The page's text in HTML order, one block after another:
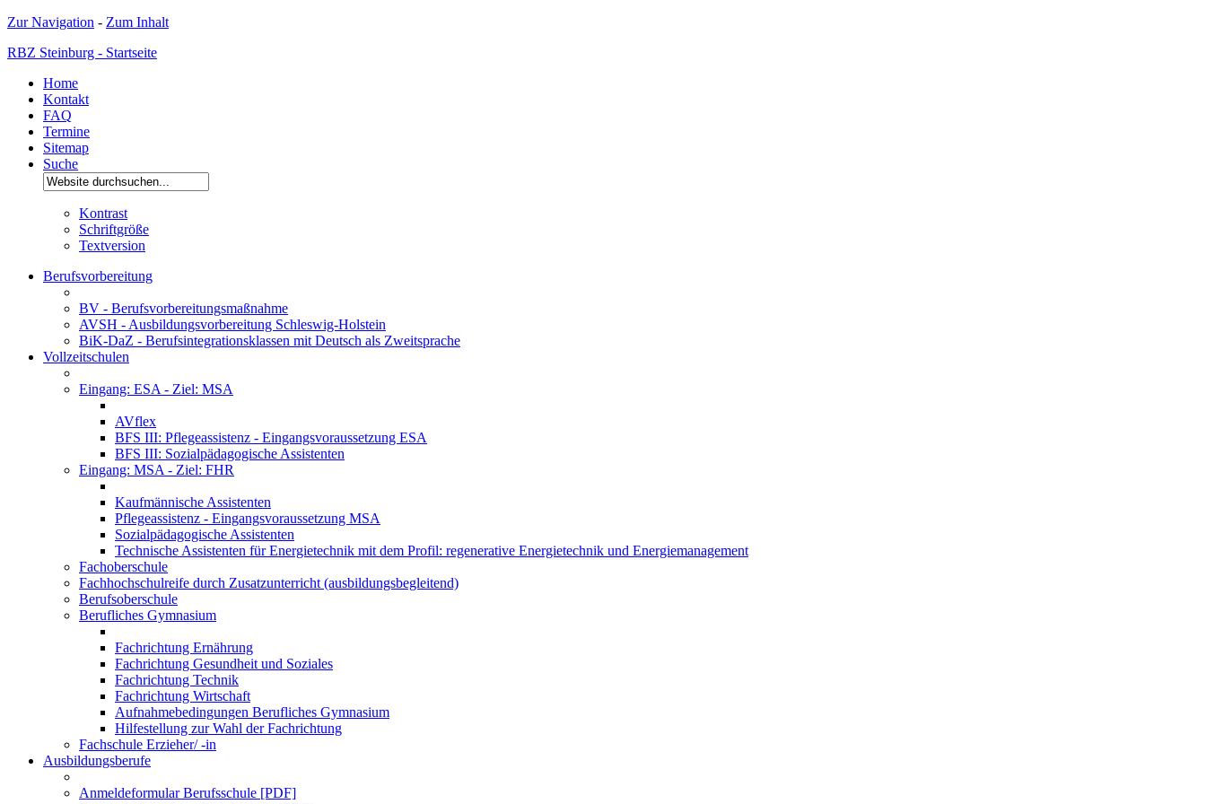
Zur Navigation - Zum Inhalt
RBZ Steinburg - Startseite
Home
Kontakt
FAQ
Termine
Sitemap
Suche
Kontrast
Schriftgröße
Textversion
Berufsvorbereitung
BV - Berufsvorbereitungsmaßnahme
AVSH - Ausbildungsvorbereitung Schleswig-Holstein
BiK-DaZ - Berufsintegrationsklassen mit Deutsch als Zweitsprache
Vollzeitschulen
Eingang: ESA - Ziel: MSA
AVflex
BFS III: Pflegeassistenz - Eingangsvoraussetzung ESA
BFS III: Sozialpädagogische Assistenten
Eingang: MSA - Ziel: FHR
Kaufmännische Assistenten
Pflegeassistenz - Eingangsvoraussetzung MSA
Sozialpädagogische Assistenten
Technische Assistenten für Energietechnik mit dem Profil: regenerative Energietechnik und Energiemanagement
Fachoberschule
Fachhochschulreife durch Zusatzunterricht (ausbildungsbegleitend)
Berufsoberschule
Berufliches Gymnasium
Fachrichtung Ernährung
Fachrichtung Gesundheit und Soziales
Fachrichtung Technik
Fachrichtung Wirtschaft
Aufnahmebedingungen Berufliches Gymnasium
Hilfestellung zur Wahl der Fachrichtung
Fachschule Erzieher/ -in
Ausbildungsberufe
Anmeldeformular Berufsschule [PDF]